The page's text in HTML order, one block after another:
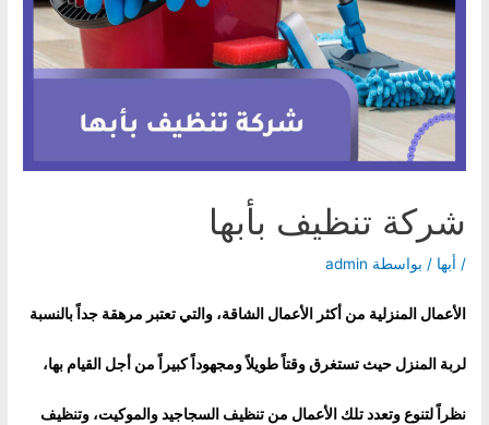
شركة تنظيف بأبها
/ أبها / بواسطة admin
الأعمال المنزلية من أكثر الأعمال الشاقة، والتي تعتبر مرهقة جداً بالنسبة
لربة المنزل حيث تستغرق وقتاً طويلاً ومجهوداً كبيراً من أجل القيام بها،
نظراً لتنوع وتعدد تلك الأعمال من تنظيف السجاجيد والموكيت، وتنظيف